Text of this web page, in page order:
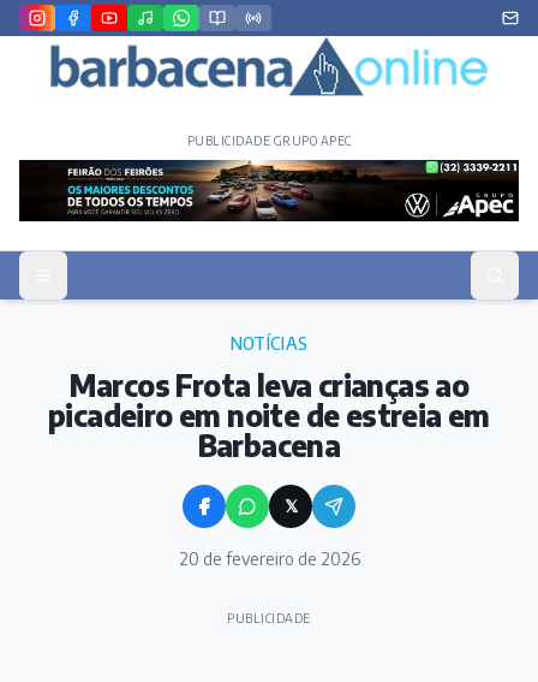
PUBLICIDADE GRUPO APEC
NOTÍCIAS
Marcos Frota leva crianças ao
picadeiro em noite de estreia em
Barbacena
𝕏
20 de fevereiro de 2026
PUBLICIDADE